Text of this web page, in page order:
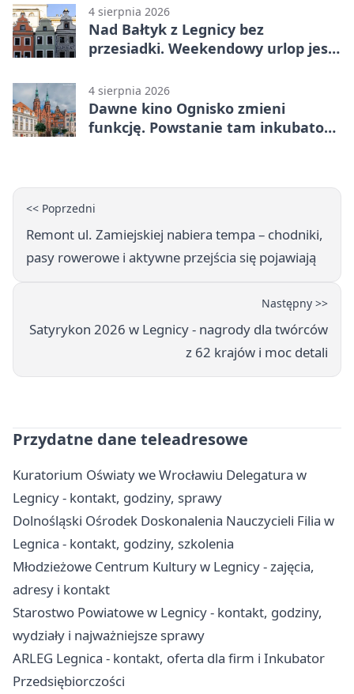
4 sierpnia 2026
Nad Bałtyk z Legnicy bez
przesiadki. Weekendowy urlop jest
4 sierpnia 2026
Dawne kino Ognisko zmieni
funkcję. Powstanie tam inkubator
<< Poprzedni
Remont ul. Zamiejskiej nabiera tempa – chodniki,
pasy rowerowe i aktywne przejścia się pojawiają
Następny >>
Satyrykon 2026 w Legnicy - nagrody dla twórców
z 62 krajów i moc detali
Przydatne dane teleadresowe
Kuratorium Oświaty we Wrocławiu Delegatura w
Legnicy - kontakt, godziny, sprawy
Dolnośląski Ośrodek Doskonalenia Nauczycieli Filia w
Legnica - kontakt, godziny, szkolenia
Młodzieżowe Centrum Kultury w Legnicy - zajęcia,
adresy i kontakt
Starostwo Powiatowe w Legnicy - kontakt, godziny,
wydziały i najważniejsze sprawy
ARLEG Legnica - kontakt, oferta dla firm i Inkubator
Przedsiębiorczości